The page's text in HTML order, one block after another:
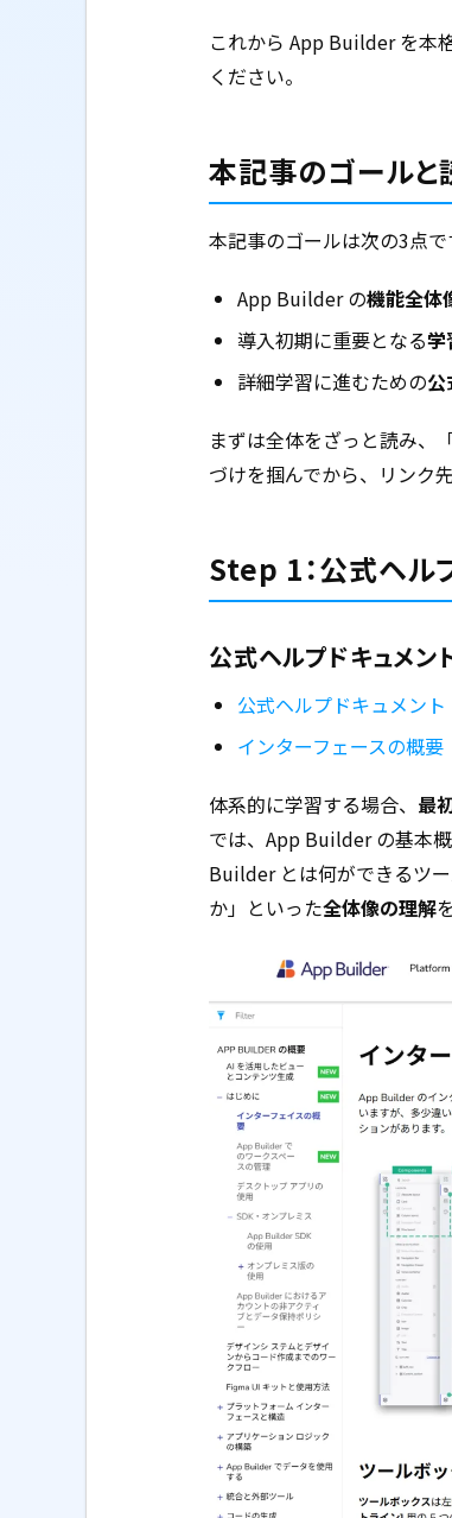
これから App Builder を本
ください。
本記事のゴールと
本記事のゴールは次の3点で
App Builder の機能全体
導入初期に重要となる学
詳細学習に進むための
まずは全体をざっと読み、
づけを掴んでから、リンク
Step 1：公式ヘル
公式ヘルプドキュメン
公式ヘルプドキュメント
インターフェースの概要
体系的に学習する場合、 最
では、App Builder の基本
Builder とは何ができるツ
か」といった全体像の理解